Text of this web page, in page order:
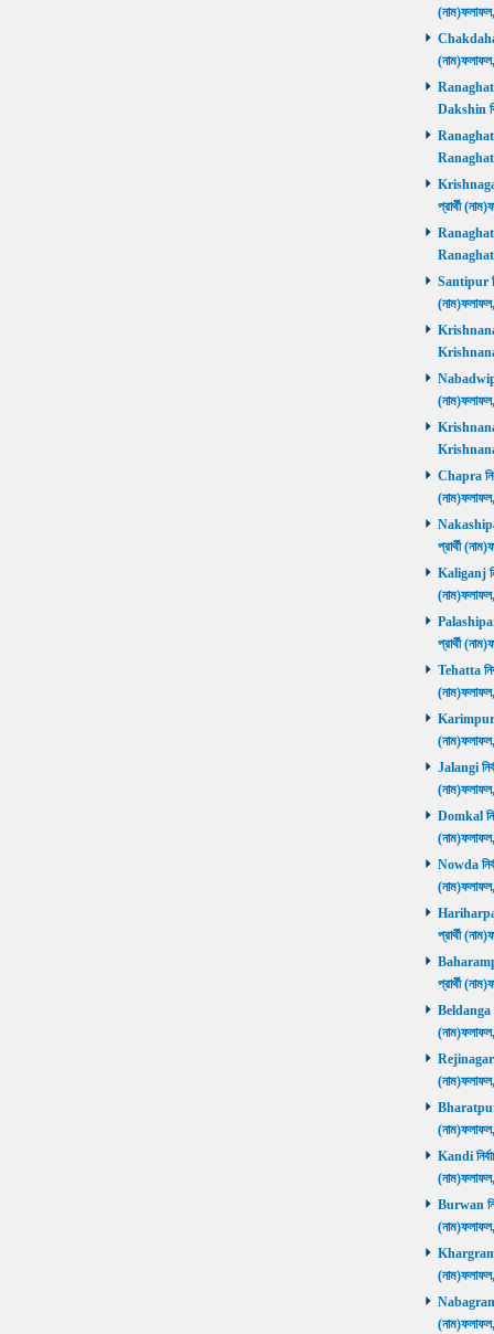
Chakdaha
Ranaghat
Dakshin
Ranaghat
Ranaghat
প্রার্থী
Ranaghat
Ranaghat
Santipur
Nabadwip
Chapra
প্রার্থী
Kaliganj
প্রার্থী
Tehatta
Karimpur
Jalangi
Domkal
Nowda
প্রার্থী
প্রার্থী
Beldanga
Rejinagar
Bharatpur
Kandi
Burwan
Khargram
Nabagram